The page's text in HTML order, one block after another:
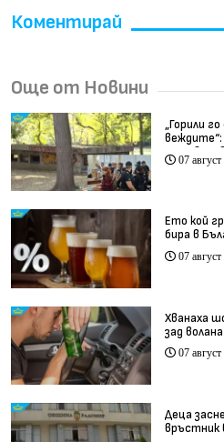
Коментирай
Още от Новини
„Горили
остават
07 август
Ето кой
бира в
07 август
Хванаха
зад
07 август
Деца
връстник